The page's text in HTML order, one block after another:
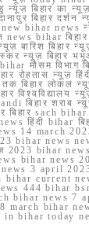
बिहार का
बिहार दर्शन
bihar
bihar
बारिश
न्यूज़
मौसम
रोहतास
बिहार
शराब न्यूज़
sach bihar
news हिंदी
14 march
bihar news
2023
bihar
3 april
current
444 bihar
news 7
bihar
bihar today